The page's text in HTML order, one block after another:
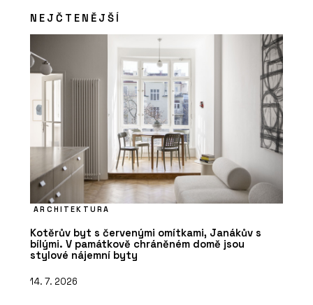
NEJČTENĚJŠÍ
ARCHITEKTURA
Kotěrův byt s červenými omítkami, Janákův s
bílými. V památkově chráněném domě jsou
stylové nájemní byty
14. 7. 2026